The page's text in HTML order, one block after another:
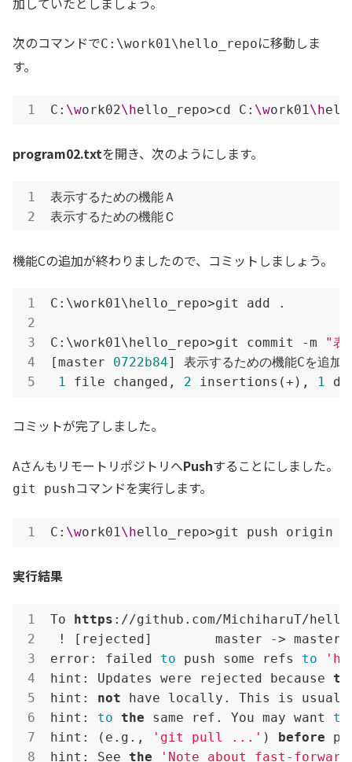
次のコマンドでC:\work01\hello_repoに移動しま
す。
C: \work02\hello_repo>cd C: \work01\h
program02.txtを開き、次のようにします。
表示するための機能Ａ
表示するための機能Ｃ
機能Cの追加が終わりましたので、コミットしましょう。
C:\work01\hello_repo>git add .
C:\work01\hello_repo>git commit -m
"表
[master 0722b84] 表示するための機能Cを追加
1 file changed, 2 insertions(+), 1
コミットが完了しました。
AさんもリモートリポジトリへPushすることにしました。
git pushコマンドを実行します。
C: \work01\hello_repo>git push origin
実行結果
To https ://github.com/MichiharuT/
! [rejected]        master -> master
error: failed to push some refs to
hint: Updates were rejected because
hint: not have locally. This is
hint: to the same ref. You may want to
hint: (e.g.,
'git pull ...' ) before
hint: See the 'Note about fast-